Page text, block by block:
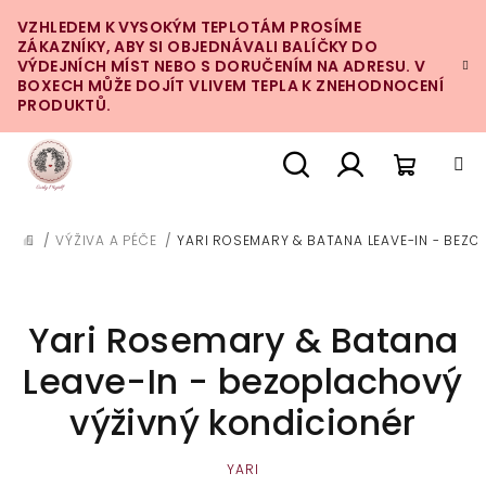
na
obsah
VZHLEDEM K VYSOKÝM TEPLOTÁM PROSÍME
ZÁKAZNÍKY, ABY SI OBJEDNÁVALI BALÍČKY DO
VÝDEJNÍCH MÍST NEBO S DORUČENÍM NA ADRESU. V
BOXECH MŮŽE DOJÍT VLIVEM TEPLA K ZNEHODNOCENÍ
PRODUKTŮ.
DOMŮ
/ VÝŽIVA A PÉČE / YARI ROSEMARY & BATANA LEAVE-IN -
Yari Rosemary & Batana
Leave-In - bezoplachový
výživný kondicionér
YARI